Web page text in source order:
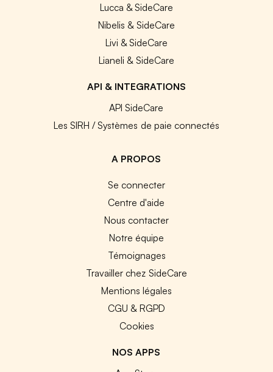
Lucca & SideCare
Nibelis & SideCare
Livi & SideCare
Lianeli & SideCare
API & INTEGRATIONS
API SideCare
Les SIRH / Systèmes de paie connectés
A PROPOS
Se connecter
Centre d'aide
Nous contacter
Notre équipe
Témoignages
Travailler chez SideCare
Mentions légales
CGU & RGPD
Cookies
NOS APPS